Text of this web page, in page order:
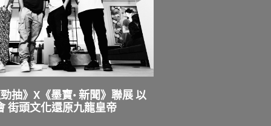
抽》X《墨寶• 新聞》聯展 以
街頭文化還原九龍皇帝